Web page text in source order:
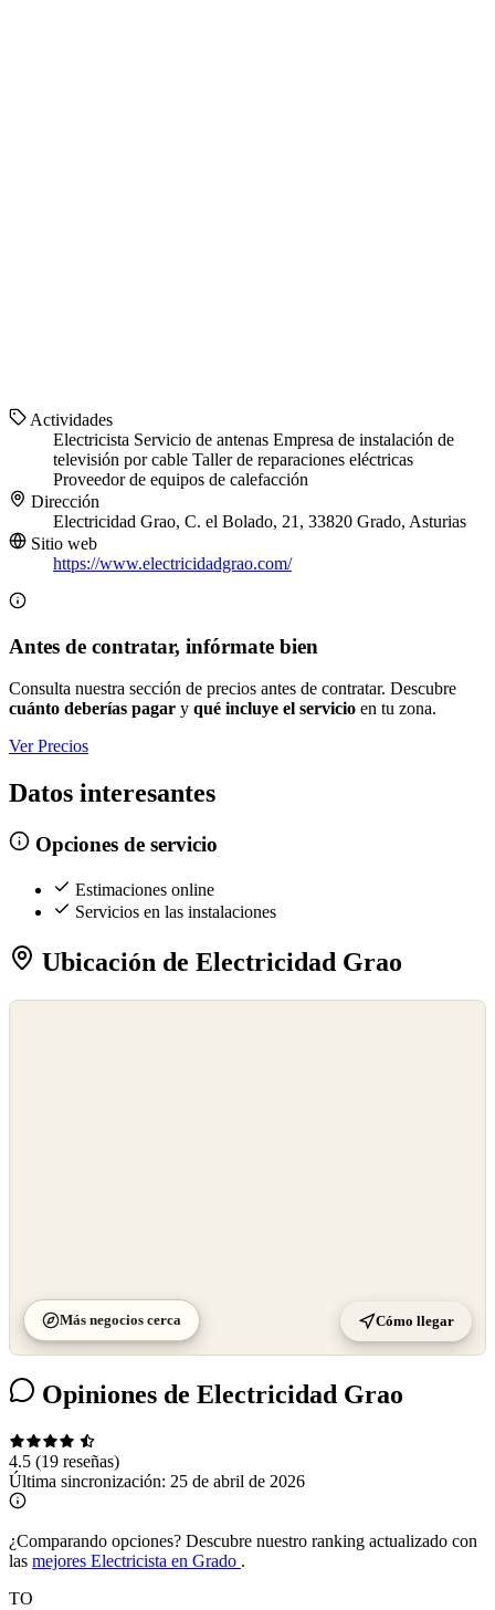
Actividades
Electricista Servicio de antenas Empresa de instalación de
televisión por cable Taller de reparaciones eléctricas
Proveedor de equipos de calefacción
Dirección
Electricidad Grao, C. el Bolado, 21, 33820 Grado, Asturias
Sitio web
https://www.electricidadgrao.com/
Antes de contratar, infórmate bien
Consulta nuestra sección de precios antes de contratar. Descubre
cuánto deberías pagar y qué incluye el servicio en tu zona.
Ver Precios
Datos interesantes
Opciones de servicio
Estimaciones online
Servicios en las instalaciones
Ubicación de Electricidad Grao
Más negocios cerca Cómo llegar
Opiniones de Electricidad Grao
4.5 (19 reseñas)
Última sincronización: 25 de abril de 2026
¿Comparando opciones? Descubre nuestro ranking actualizado con
las mejores Electricista en Grado .
TO